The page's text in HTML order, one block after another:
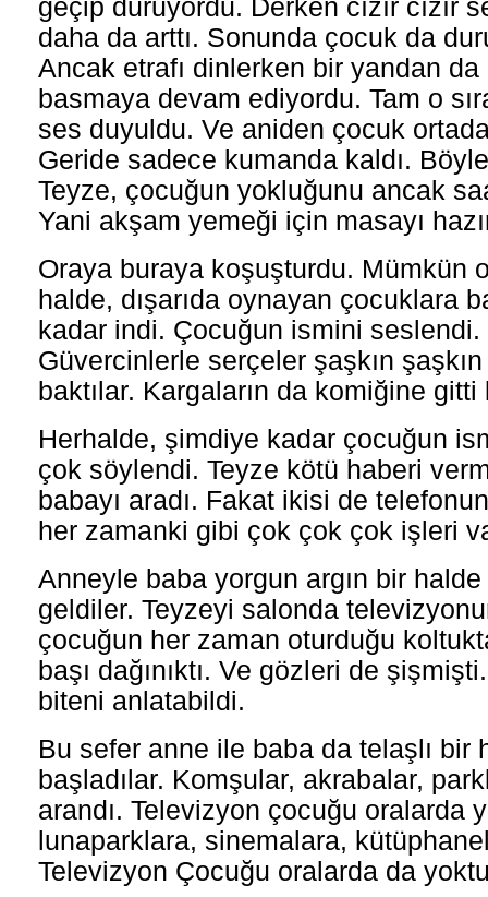
geçip duruyordu. Derken cızır cızır
daha da arttı. Sonunda çocuk da
Ancak etrafı dinlerken bir yandan
basmaya devam ediyordu. Tam o
ses duyuldu. Ve aniden çocuk
Geride sadece kumanda kaldı.
Teyze, çocuğun yokluğunu ancak
Yani akşam yemeği için masayı
Oraya buraya koşuşturdu. Mümkün
halde, dışarıda oynayan çocuklara
kadar indi. Çocuğun ismini seslendi.
Güvercinlerle serçeler şaşkın
baktılar. Kargaların da komiğine gitti
Herhalde, şimdiye kadar çocuğun
çok söylendi. Teyze kötü haberi
babayı aradı. Fakat ikisi de
her zamanki gibi çok çok çok işleri
Anneyle baba yorgun argın bir
geldiler. Teyzeyi salonda
çocuğun her zaman oturduğu
başı dağınıktı. Ve gözleri de
biteni anlatabildi.
Bu sefer anne ile baba da telaşlı bir
başladılar. Komşular, akrabalar,
arandı. Televizyon çocuğu oralarda
lunaparklara, sinemalara,
Televizyon Çocuğu oralarda da